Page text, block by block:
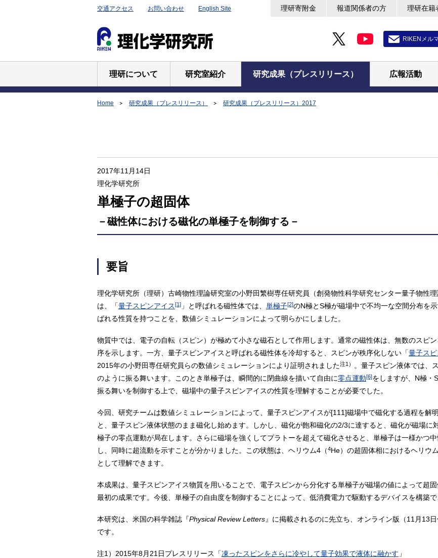
交通アクセス お問い合わせ English Site 理研寄附金 報道関係者の方 理研在籍
RIKENメル
理研について 研究室紹介 研究成果（プレスリリース） 広報活動
Home 研究成果（プレスリリース） 研究成果（プレスリリース）2017
2017年11月14日
理化学研究所
単極子の超固体
－磁性体における磁化の単極子を制御する－
要旨
理化学研究所（理研）古崎物性理論研究室の小野田繁樹専任研究員（創発物性科学研究センター量子物性
は、「量子スピンアイス[1] 」と呼ばれる磁性体では、 単極子[2]のN極とS極が磁場中で不均一な空間分布を
ばれる性質を持つことを、数値シミュレーションによって明らかにしました。
物質中では、電子の自転（スピン）が極めて小さな磁石として作用します。通常の磁性体は、無数のスピ
序を示します。一方、量子スピンアイスと呼ばれる磁性体を冷却すると、スピンが秩序化しない「量子ス
2015年の小野田専任研究員らの数値シミュレーションにより証明されました注1）
。量子スピン液体では、
のように振る舞います。このとき単極子は、瞬間的に閉曲線を描いて自由に零点運動[6]をしますが、N極・
振る舞いを制御する上で、磁場中の量子スピンアイスの性質を理解することが必要でした。
今回、研究チームは数値シミュレーションによって、量子スピンアイスが[111]磁場中で磁化する過程を解
と、量子スピン液体状態のまま磁化し始めます。しかし、磁化が飽和磁化の2/3に達すると、磁化が磁場に
極子の零点運動が局在します。さらに磁場を強くしてプラトーを超えて磁化させると、単極子は一様かつ
し、同時に超流動を示すことが分かりました。この状態は、ヘリウム4（4He）の超固体相におけるヘリウ
として理解できます。
本成果は、量子スピンアイス物質を用いることで、電子スピンから分化する単極子が磁場の値によって超
最初の成果です。今後、単極子の自由度を制御することによって、低消費電力で駆動するデバイスを構築で
本研究は、米国の科学雑誌『Physical Review Letters』に掲載されるのに先立ち、オンライン版（11月13
です。
注1）2015年8月21日プレスリリース「凍ったスピンをさらに冷やして量子効果で液体に融かす 」